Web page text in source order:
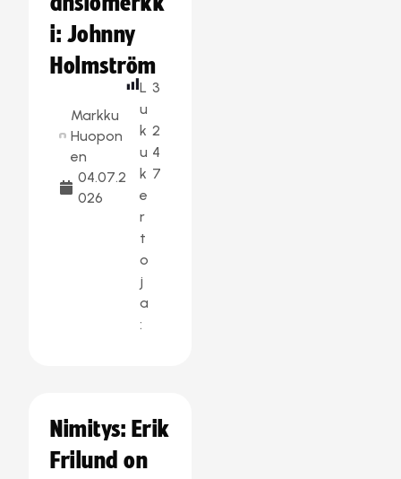
i: Johnny
Holmström
Markku
Huopon
en
04.07.2
026
L
u
k
u
k
e
r
t
o
j
a
:
3
2
4
7
Nimitys: Erik
Frilund on